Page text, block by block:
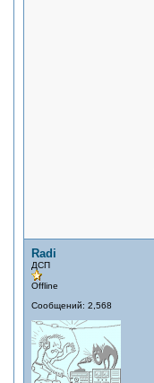
Radi
ДСП
Offline
Сообщений: 2,568